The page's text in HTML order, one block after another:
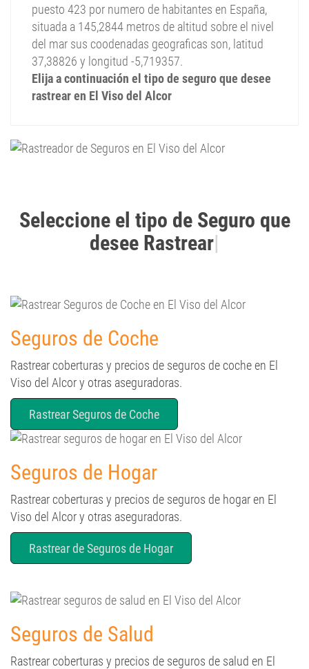
puesto 423 por numero de habitantes en España,
situada a 145,2844 metros de altitud sobre el nivel
del mar sus coodenadas geograficas son, latitud
37,38826 y longitud -5,719357.
Elija a continuación el tipo de seguro que desee
rastrear en El Viso del Alcor
Seguros de Coche
Rastrear coberturas y precios de seguros de coche en El
Viso del Alcor y otras aseguradoras.
Rastrear Seguros de Coche
Seguros de Hogar
Rastrear coberturas y precios de seguros de hogar en El
Viso del Alcor y otras aseguradoras.
Rastrear de Seguros de Hogar
Seguros de Salud
Rastrear coberturas y precios de seguros de salud en El